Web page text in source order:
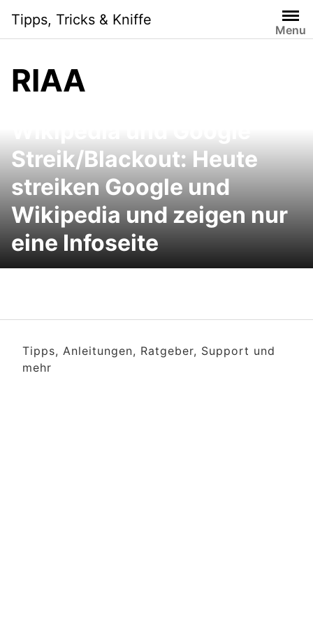
content
Tipps, Tricks & Kniffe
Menu
RIAA
Streik/Blackout: Heute
streiken Google und
Wikipedia und zeigen nur
eine Infoseite
Tipps, Anleitungen, Ratgeber, Support und
mehr